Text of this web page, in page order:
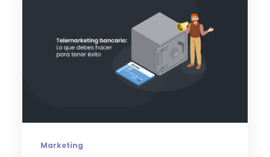
Marketing